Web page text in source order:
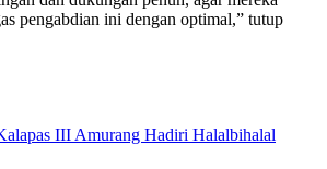
pengabdian ini dengan optimal,” tutup
III Amurang Hadiri Halalbihalal